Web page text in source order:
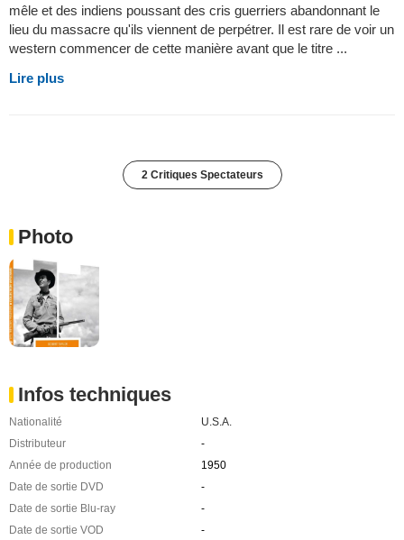
mêle et des indiens poussant des cris guerriers abandonnant le
lieu du massacre qu'ils viennent de perpétrer. Il est rare de voir un
western commencer de cette manière avant que le titre ...
Lire plus
2 Critiques Spectateurs
Photo
Infos techniques
Nationalité
U.S.A.
Distributeur
-
Année de production
1950
Date de sortie DVD
-
Date de sortie Blu-ray
-
Date de sortie VOD
-